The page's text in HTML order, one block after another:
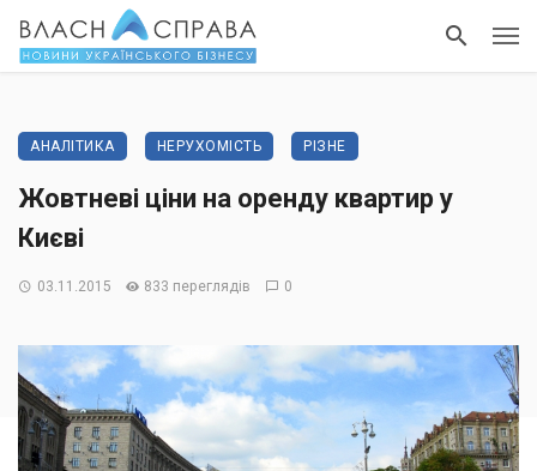
АНАЛІТИКА НЕРУХОМІСТЬ РІЗНЕ
Жовтневі ціни на оренду квартир у
Києві
03.11.2015 833 переглядів 0